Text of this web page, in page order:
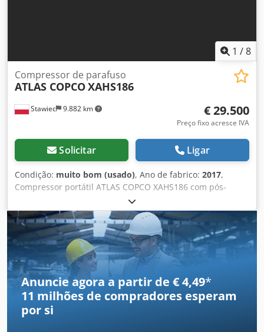
1 /8
Stawiec 9.882 km
Compressor de parafuso
ATLAS COPCOXAHS186
€ 29.500
Preço fixo acresce IVA
Solicitar Ligar
Condição: muito bom (usado), Ano de fabrico: 2017,
Compressor portátil ATLAS COPCO XAHS186 com pós-
resfriador, após revisão completa Dados técnicos: Vazão:
10,50 m3/min; Pressão de trabalho: 12 bar; Ano de
fabricação: 2017; Motor DEUTZ 104Kw Horímetro: 1172 h
Compressor totalmente operacional, pronto para uso, com
garantia Preço líquido: 125.500 PLN Preço bruto: 154.365
PLN Máquina importada em estado impecável Dcodsy
Iyxiopfx Ag Esk Links de vídeo abaixo.
Anuncie agora a partir de € 4,49*
11 milhões de compradores esperam
por si